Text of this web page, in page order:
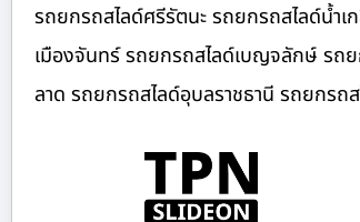
รถยกรถสไลด์ศรีรัตนะ รถยกรถสไลด์น้ำ
เมืองจันทร์ รถยกรถสไลด์เบญจลักษ์ รถ
ลาด รถยกรถสไลด์อุบลราชธานี รถยกรถ